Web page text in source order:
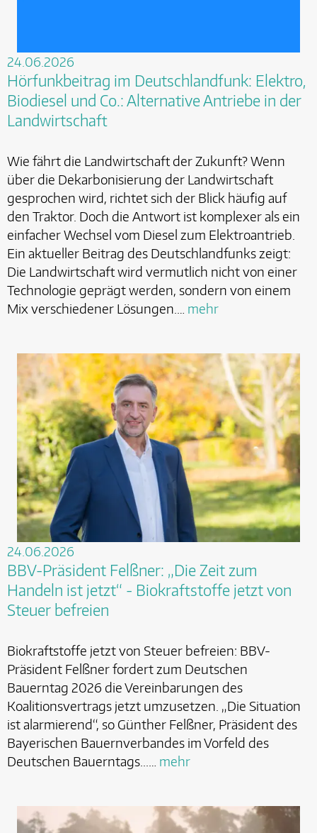
24.06.2026
Hörfunkbeitrag im Deutschlandfunk: Elektro,
Biodiesel und Co.: Alternative Antriebe in der
Landwirtschaft
Wie fährt die Landwirtschaft der Zukunft? Wenn
über die Dekarbonisierung der Landwirtschaft
gesprochen wird, richtet sich der Blick häufig auf
den Traktor. Doch die Antwort ist komplexer als ein
einfacher Wechsel vom Diesel zum Elektroantrieb.
Ein aktueller Beitrag des Deutschlandfunks zeigt:
Die Landwirtschaft wird vermutlich nicht von einer
Technologie geprägt werden, sondern von einem
Mix verschiedener Lösungen.… mehr
24.06.2026
BBV-Präsident Felßner: „Die Zeit zum
Handeln ist jetzt“ - Biokraftstoffe jetzt von
Steuer befreien
Biokraftstoffe jetzt von Steuer befreien: BBV-
Präsident Felßner fordert zum Deutschen
Bauerntag 2026 die Vereinbarungen des
Koalitionsvertrags jetzt umzusetzen. „Die Situation
ist alarmierend“, so Günther Felßner, Präsident des
Bayerischen Bauernverbandes im Vorfeld des
Deutschen Bauerntags...… mehr